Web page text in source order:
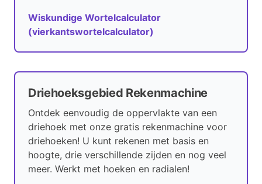
Wiskundige Wortelcalculator
(vierkantswortelcalculator)
Driehoeksgebied Rekenmachine
Ontdek eenvoudig de oppervlakte van een
driehoek met onze gratis rekenmachine voor
driehoeken! U kunt rekenen met basis en
hoogte, drie verschillende zijden en nog veel
meer. Werkt met hoeken en radialen!